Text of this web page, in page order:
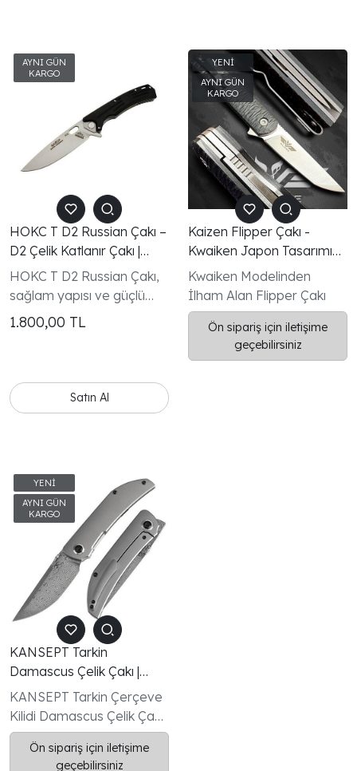
HOKC T D2 Russian Çakı –
D2 Çelik Katlanır Çakı |
Yeşil & Siyah Kabza
Seçeneği
HOKC T D2 Russian Çakı,
sağlam yapısı ve güçlü
kesim performansı ile
günlük kullanım ve outdoor
modelidir.
1.800,00 TL
Satın Al
Kaizen Flipper Çakı -
Kwaiken Japon Tasarımı
N690 Paslanmaz Çakı
Kwaiken Modelinden
İlham Alan Flipper Çakı
Ön sipariş için iletişime
geçebilirsiniz
KANSEPT Tarkin
Damascus Çelik Çakı |
Frame Lock Kilit Sistemi |
Boncuk Püskürtülmüş
Titanyum Sap
KANSEPT Tarkin Çerçeve
Kilidi Damascus Çelik Çakı,
üstün işçilik ve premium
malzemelerin bir araya
Ön sipariş için iletişime
geçebilirsiniz